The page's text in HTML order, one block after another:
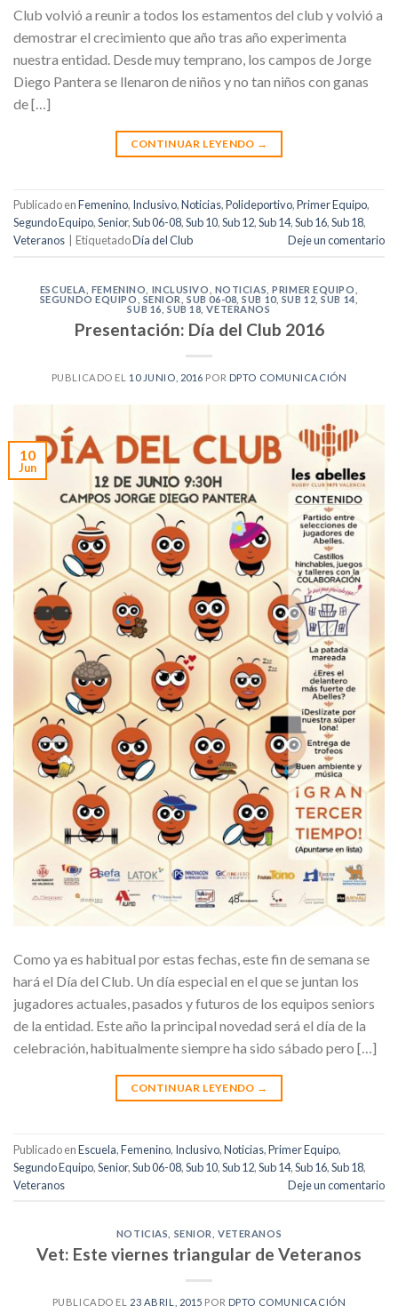
Club volvió a reunir a todos los estamentos del club y volvió a
demostrar el crecimiento que año tras año experimenta
nuestra entidad. Desde muy temprano, los campos de Jorge
Diego Pantera se llenaron de niños y no tan niños con ganas
de […]
CONTINUAR LEYENDO →
Publicado enFemenino, Inclusivo,Noticias,Polideportivo,Primer Equipo,
Segundo Equipo,Senior,Sub 06-08,Sub 10,Sub 12,Sub 14,Sub 16,Sub 18,
Veteranos
EtiquetadoDía del Club Deje un comentario
ESCUELA FEMENINO INCLUSIVO NOTICIAS ,PRIMER EQUIPO
SEGUNDO EQUIPO
SENIOR ,SUB 06-08 ,SUB 10, SUB 12 ,SUB 14,
SUB 16 SUB 18 ,VETERANOS
Presentación: Día del Club 2016
PUBLICADO EL 10 JUNIO, 2016 POR DPTO COMUNICACIÓN
10
Jun
Como ya es habitual por estas fechas, este fin de semana se
hará el Día del Club. Un día especial en el que se juntan los
jugadores actuales, pasados y futuros de los equipos seniors
de la entidad. Este año la principal novedad será el día de la
celebración, habitualmente siempre ha sido sábado pero […]
CONTINUAR LEYENDO →
Publicado enEscuela,Femenino, Inclusivo,Noticias,Primer Equipo,
Segundo Equipo,Senior,Sub 06-08,Sub 10,Sub 12,Sub 14,Sub 16,Sub 18,
Veteranos
Deje un comentario
NOTICIAS SENIOR ,VETERANOS
Vet: Este viernes triangular de Veteranos
PUBLICADO EL 23 ABRIL, 2015 POR DPTO COMUNICACIÓN